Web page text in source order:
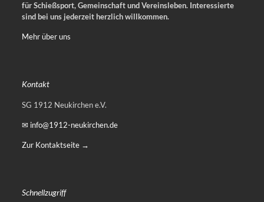
für Schießsport, Gemeinschaft und Vereinsleben. Interessierte
sind bei uns jederzeit herzlich willkommen.
Mehr über uns
Kontakt
SG 1912 Neukirchen e.V.
✉ info@1912-neukirchen.de
Zur Kontaktseite →
Schnellzugriff